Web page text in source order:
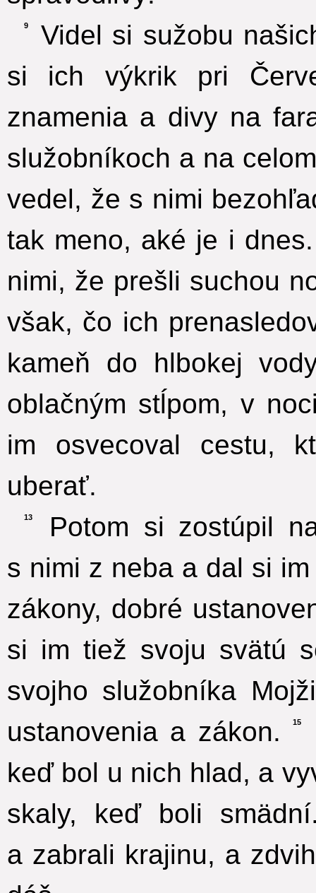
9
Videl si sužobu
si ich výkrik pri
znamenia a divy na
služobníkoch a na
vedel, že s nimi
tak meno, aké je i dnes.
nimi, že prešli suchou
však, čo ich
kameň do hlbokej
oblačným stĺpom, v
im osvecoval cestu,
uberať.
13
Potom si zostúpil
s nimi z neba a dal si
zákony, dobré
si im tiež svoju svätú
svojho služobníka
ustanovenia a zákon.
15
keď bol u nich hlad, a
skaly, keď boli
a zabrali krajinu, a